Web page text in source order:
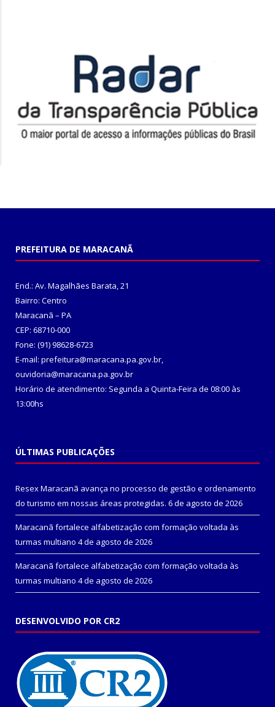
PREFEITURA DE MARACANÃ
End.: Av. Magalhães Barata, 21
Bairro: Centro
Maracanã – PA
CEP: 68710-000
Fone: (91) 98628-6723
E-mail: prefeitura@maracana.pa.gov.br,
ouvidoria@maracana.pa.gov.br
Horário de atendimento: Segunda a Quinta-Feira de 08:00 às
13:00hs
ÚLTIMAS PUBLICAÇÕES
Resex Maracanã avança no processo de gestão e ordenamento
do turismo em nossas áreas protegidas. 6 de agosto de 2026
Maracanã fortalece alfabetização com formação voltada às
turmas multiano 4 de agosto de 2026
Maracanã fortalece alfabetização com formação voltada às
turmas multiano 4 de agosto de 2026
DESENVOLVIDO POR CR2